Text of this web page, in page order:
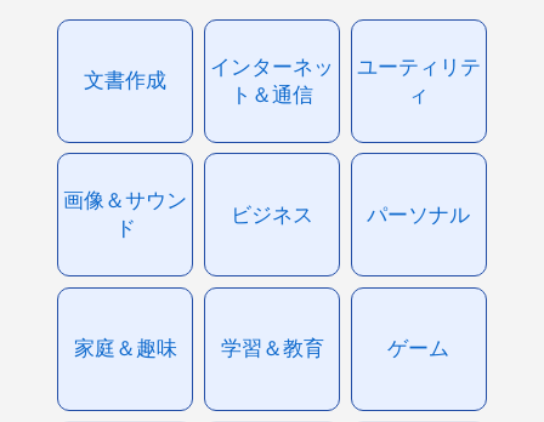
文書作成
インターネッ
ト＆通信
ユーティリテ
ィ
画像＆サウン
ド
ビジネス パーソナル
家庭＆趣味 学習＆教育 ゲーム